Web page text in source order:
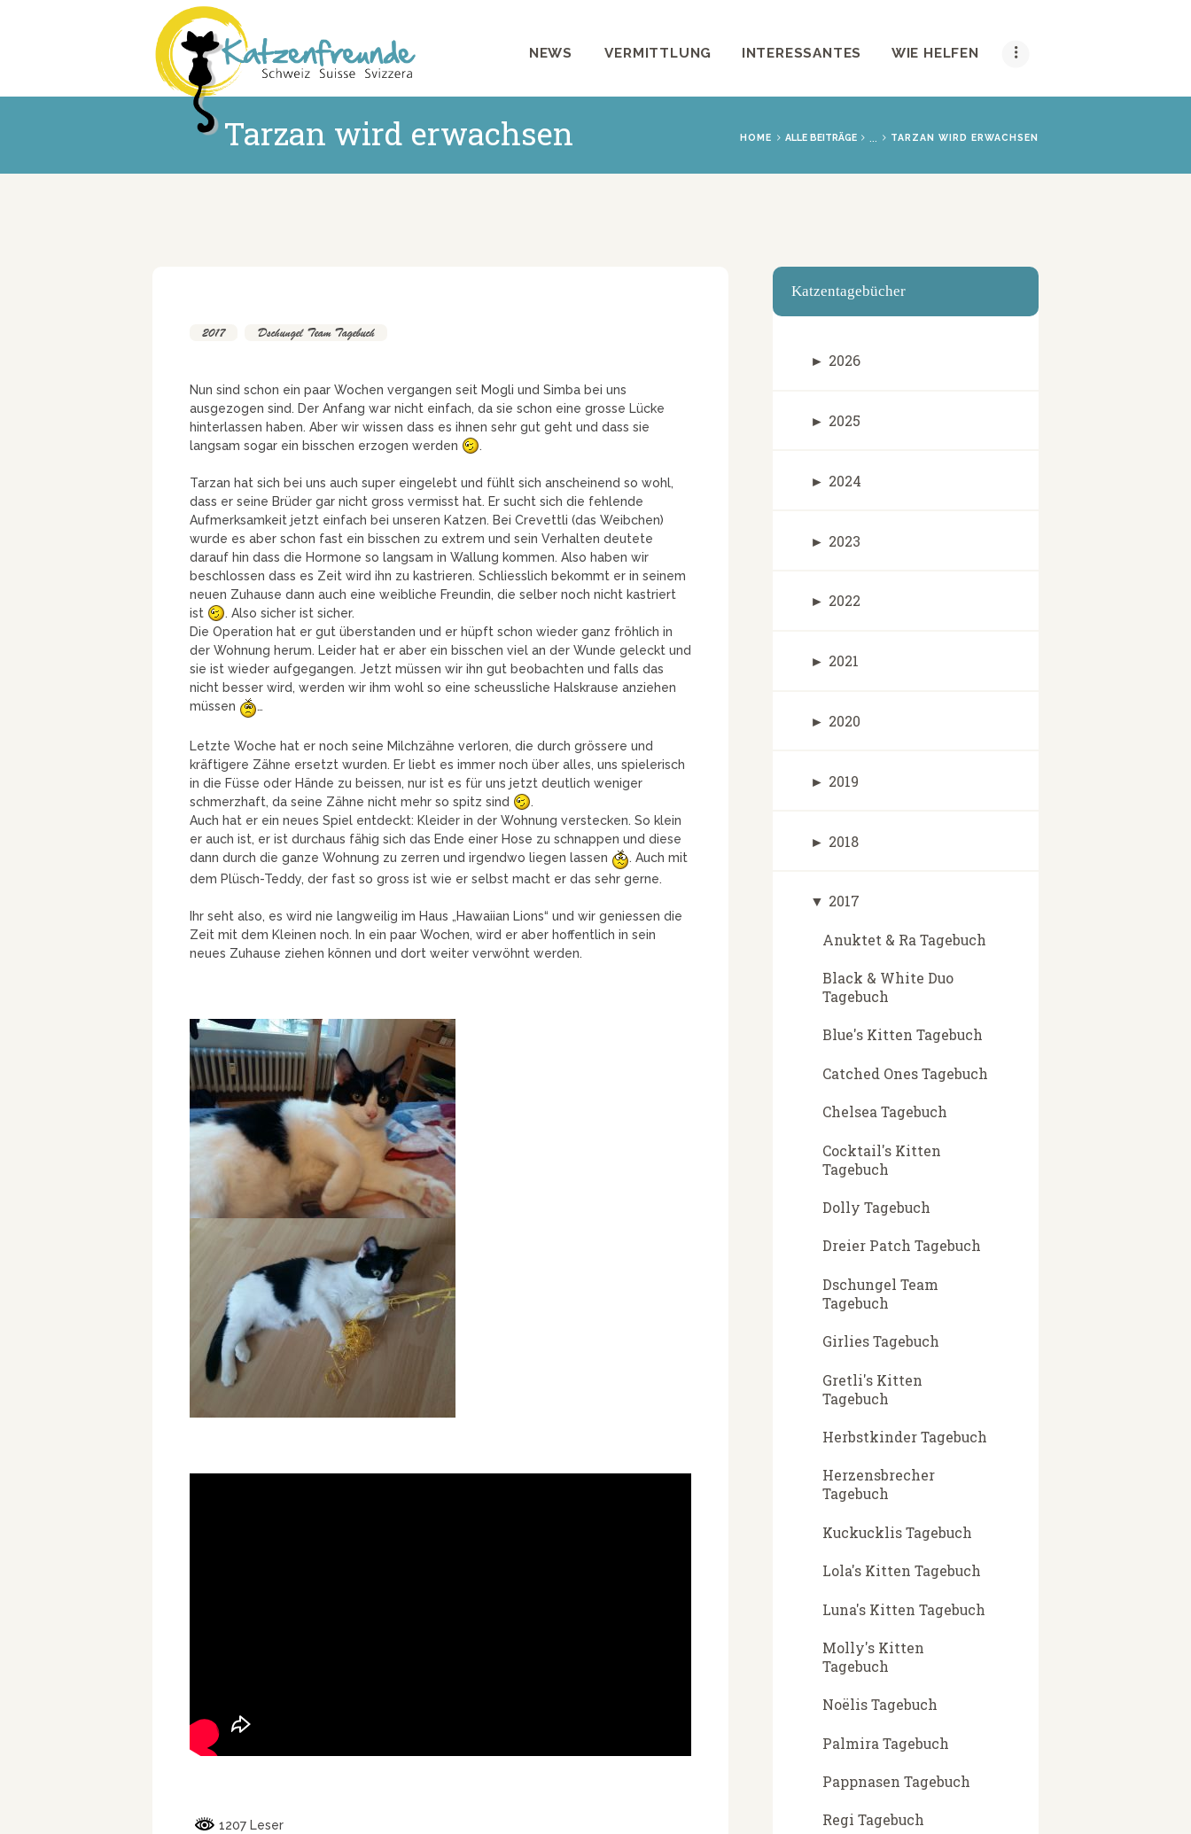
NEWS VERMITTLUNG INTERESSANTES WIE HELFEN
Tarzan wird erwachsen HOME ALLE BEITRÄGE ... TARZAN WIRD ERWACHSEN
VERMITTLUNG
2017 Dschungel Team Tagebuch
Nun sind schon ein paar Wochen vergangen seit Mogli und Simba bei uns
ausgezogen sind. Der Anfang war nicht einfach, da sie schon eine grosse Lücke
hinterlassen haben. Aber wir wissen dass es ihnen sehr gut geht und dass sie
langsam sogar ein bisschen erzogen werden
.
Tarzan hat sich bei uns auch super eingelebt und fühlt sich anscheinend so wohl,
dass er seine Brüder gar nicht gross vermisst hat. Er sucht sich die fehlende
Aufmerksamkeit jetzt einfach bei unseren Katzen. Bei Crevettli (das Weibchen)
wurde es aber schon fast ein bisschen zu extrem und sein Verhalten deutete
darauf hin dass die Hormone so langsam in Wallung kommen. Also haben wir
beschlossen dass es Zeit wird ihn zu kastrieren. Schliesslich bekommt er in seinem
neuen Zuhause dann auch eine weibliche Freundin, die selber noch nicht kastriert
ist
. Also sicher ist sicher.
Die Operation hat er gut überstanden und er hüpft schon wieder ganz fröhlich in
der Wohnung herum. Leider hat er aber ein bisschen viel an der Wunde geleckt und
sie ist wieder aufgegangen. Jetzt müssen wir ihn gut beobachten und falls das
nicht besser wird, werden wir ihm wohl so eine scheussliche Halskrause anziehen
müssen
…
Letzte Woche hat er noch seine Milchzähne verloren, die durch grössere und
kräftigere Zähne ersetzt wurden. Er liebt es immer noch über alles, uns spielerisch
in die Füsse oder Hände zu beissen, nur ist es für uns jetzt deutlich weniger
schmerzhaft, da seine Zähne nicht mehr so spitz sind
.
Auch hat er ein neues Spiel entdeckt: Kleider in der Wohnung verstecken. So klein
er auch ist, er ist durchaus fähig sich das Ende einer Hose zu schnappen und diese
dann durch die ganze Wohnung zu zerren und irgendwo liegen lassen
. Auch mit
dem Plüsch-Teddy, der fast so gross ist wie er selbst macht er das sehr gerne.
Ihr seht also, es wird nie langweilig im Haus „Hawaiian Lions“ und wir geniessen die
Zeit mit dem Kleinen noch. In ein paar Wochen, wird er aber hoffentlich in sein
neues Zuhause ziehen können und dort weiter verwöhnt werden.
1207 Leser
Katzentagebücher
► 2026
► 2025
► 2024
► 2023
► 2022
► 2021
► 2020
► 2019
► 2018
▼ 2017
Anuktet & Ra Tagebuch
Black & White Duo
Tagebuch
Blue's Kitten Tagebuch
Catched Ones Tagebuch
Chelsea Tagebuch
Cocktail's Kitten
Tagebuch
Dolly Tagebuch
Dreier Patch Tagebuch
Dschungel Team
Tagebuch
Girlies Tagebuch
Gretli's Kitten
Tagebuch
Herbstkinder Tagebuch
Herzensbrecher
Tagebuch
Kuckucklis Tagebuch
Lola's Kitten Tagebuch
Luna's Kitten Tagebuch
Molly's Kitten
Tagebuch
Noëlis Tagebuch
Palmira Tagebuch
Pappnasen Tagebuch
Regi Tagebuch